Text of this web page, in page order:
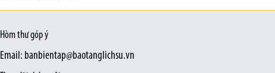
Hòm thư góp ý
Email: banbientap@baotanglichsu.vn